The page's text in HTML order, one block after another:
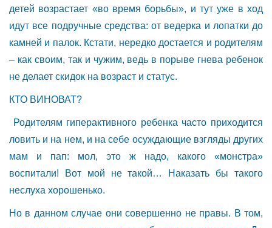
детей возрастает «во время борьбы», и тут уже в ход
идут все подручные средства: от ведерка и лопатки до
камней и палок. Кстати, нередко достается и родителям
– как своим, так и чужим, ведь в порыве гнева ребенок
не делает скидок на возраст и статус.
КТО ВИНОВАТ?
Родителям гиперактивного ребенка часто приходится
ловить и на нем, и на себе осуждающие взгляды других
мам и пап: мол, это ж надо, какого «монстра»
воспитали! Вот мой не такой… Наказать бы такого
неслуха хорошенько.
Но в данном случае они совершенно не правы. В том,